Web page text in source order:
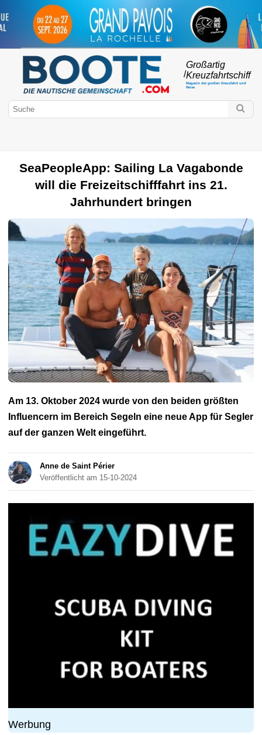
/
Großartig
Kreuzfahrtschiff
Magazin der großen Kreuzfahrt und
Reise
Motorboot
Kreuzfahrten Bootsverleih Häfen & Marinas Petit
cabotage Französisch-Polynesien Iles Fidji Neukaledonien
BootsführerscheinAbenteuer
Mediterrane Rundreise
Mittelmeerküsten Kochen an Bord Destination
Reiseschiff
Atlantik-Tour Rund um die Welt Reisen
SeaPeopleApp: Sailing La Vagabonde
will die Freizeitschifffahrt ins 21.
Jahrhundert bringen
Am 13. Oktober 2024 wurde von den beiden größten
Influencern im Bereich Segeln eine neue App für Segler
auf der ganzen Welt eingeführt.
Anne de Saint Périer
Veröffentlicht am 15-10-2024
Werbung